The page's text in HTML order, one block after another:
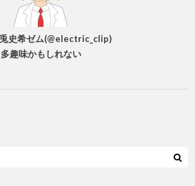
史希ゼム(@electric_clip)
多趣味かもしれない